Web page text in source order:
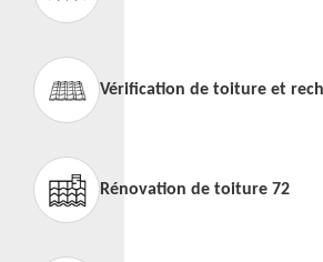
Vérification de toiture et
Rénovation de toiture 72